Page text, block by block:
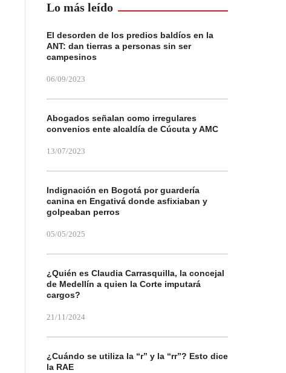
Lo más leído
El desorden de los predios baldíos en la
ANT: dan tierras a personas sin ser
campesinos
06/09/2023
Abogados señalan como irregulares
convenios ente alcaldía de Cúcuta y AMC
13/07/2023
Indignación en Bogotá por guardería
canina en Engativá donde asfixiaban y
golpeaban perros
05/05/2025
¿Quién es Claudia Carrasquilla, la concejal
de Medellín a quien la Corte imputará
cargos?
21/11/2024
¿Cuándo se utiliza la “r” y la “rr”? Esto dice
la RAE